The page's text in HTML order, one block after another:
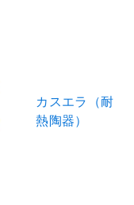
カスエラ（耐
熱陶器）